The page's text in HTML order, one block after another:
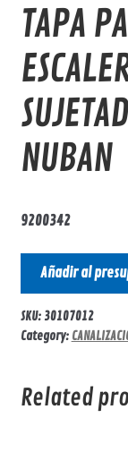
TAPA
NUBAN
9200342
Añadir al
SKU: 30107012
Category:
Related